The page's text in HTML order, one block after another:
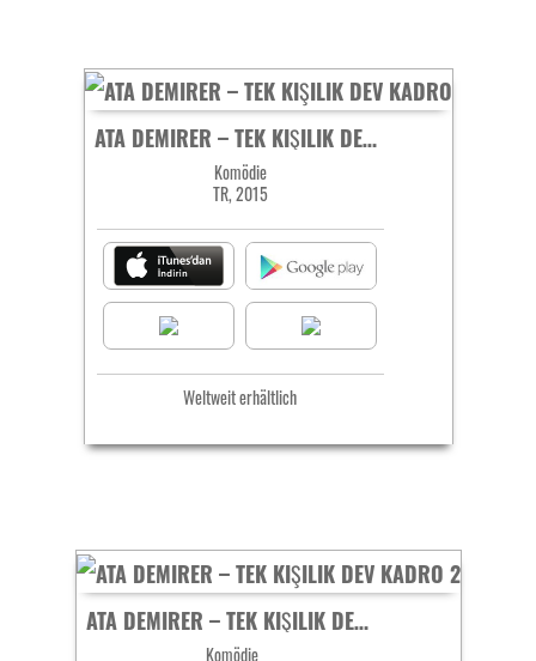
ATA DEMIRER – TEK KIŞILIK DEV KADRO
Komödie
TR, 2015
Weltweit erhältlich
ATA DEMIRER – TEK KIŞILIK DEV KADRO 2
Komödie